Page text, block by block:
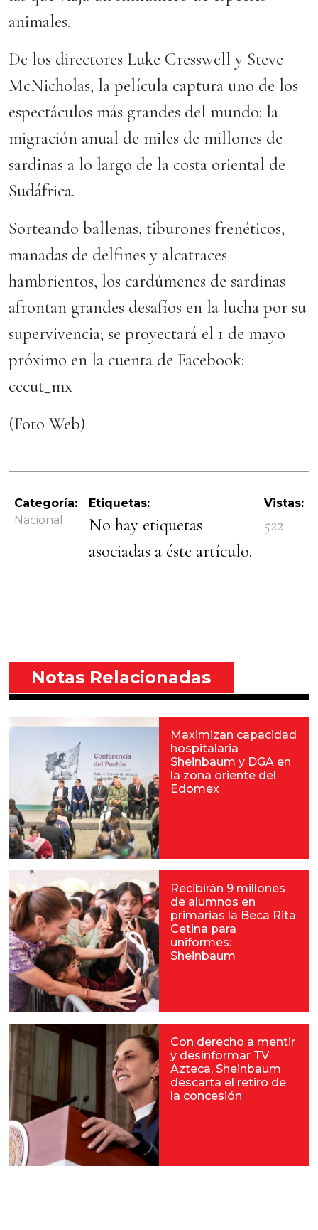
animales.
De los directores Luke Cresswell y Steve
McNicholas, la película captura uno de los
espectáculos más grandes del mundo: la
migración anual de miles de millones de
sardinas a lo largo de la costa oriental de
Sudáfrica.
Sorteando ballenas, tiburones frenéticos,
manadas de delfines y alcatraces
hambrientos, los cardúmenes de sardinas
afrontan grandes desafíos en la lucha por su
supervivencia; se proyectará el 1 de mayo
próximo en la cuenta de Facebook:
cecut_mx
(Foto Web)
Categoría:
Nacional
Etiquetas:
No hay etiquetas
asociadas a éste artículo.
Vistas:
522
Notas Relacionadas
Maximizan capacidad
hospitalaria
Sheinbaum y DGA en
la zona oriente del
Edomex
Recibirán 9 millones
de alumnos en
primarias la Beca Rita
Cetina para
uniformes:
Sheinbaum
Con derecho a mentir
y desinformar TV
Azteca, Sheinbaum
descarta el retiro de
la concesión